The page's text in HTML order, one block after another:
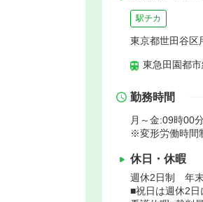
駅チカ
東京都世田谷区
東急田園都
勤務時間
月～金:09時00
※変形労働時間
休日・休暇
週休2日制 年
■祝日は週休2